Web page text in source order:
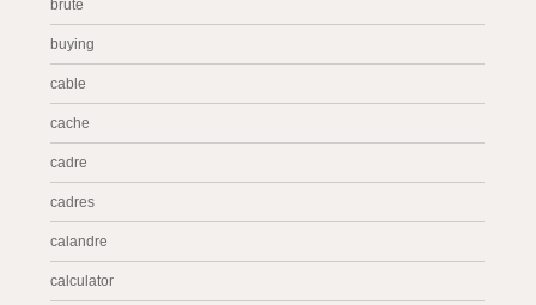
brute
buying
cable
cache
cadre
cadres
calandre
calculator